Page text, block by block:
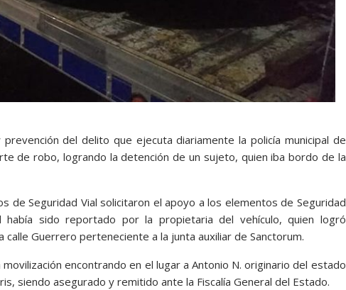
del delito que ejecuta diariamente la policía municipal de
de robo, logrando la detención de un sujeto, quien iba bordo de la
de Seguridad Vial solicitaron el apoyo a los elementos de Seguridad
sido reportado por la propietaria del vehículo, quien logró
Guerrero perteneciente a la junta auxiliar de Sanctorum.
encontrando en el lugar a Antonio N. originario del estado
siendo asegurado y remitido ante la Fiscalía General del Estado.